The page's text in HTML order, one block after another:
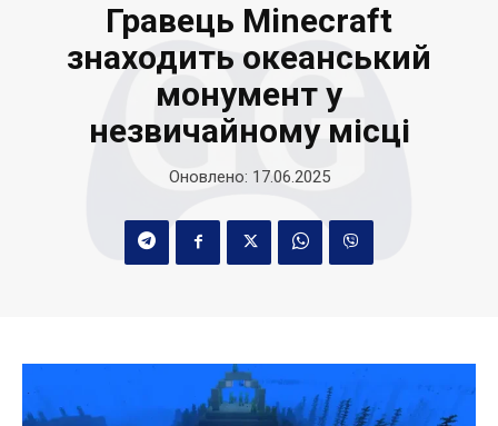
Гравець Minecraft
знаходить океанський
монумент у
незвичайному місці
Оновлено: 17.06.2025